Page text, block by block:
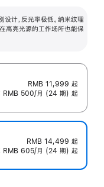
计，反光率极低。纳米纹理
高亮光源的工作场所也能保
RMB 11,999 起
RMB 500/月 (24 期) 起
RMB 14,499 起
RMB 605/月 (24 期) 起